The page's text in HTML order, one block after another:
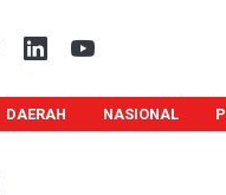
DAERAH NASIONAL